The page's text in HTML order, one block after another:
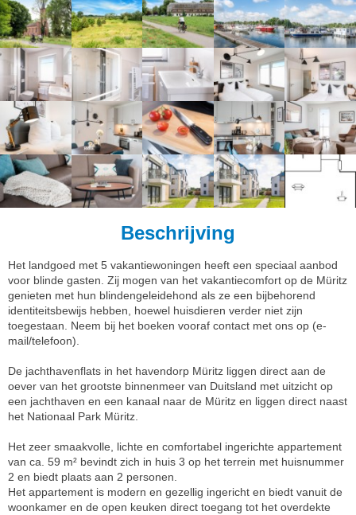
Beschrijving
Het landgoed met 5 vakantiewoningen heeft een speciaal aanbod
voor blinde gasten. Zij mogen van het vakantiecomfort op de Müritz
genieten met hun blindengeleidehond als ze een bijbehorend
identiteitsbewijs hebben, hoewel huisdieren verder niet zijn
toegestaan. Neem bij het boeken vooraf contact met ons op (e-
mail/telefoon).
De jachthavenflats in het havendorp Müritz liggen direct aan de
oever van het grootste binnenmeer van Duitsland met uitzicht op
een jachthaven en een kanaal naar de Müritz en liggen direct naast
het Nationaal Park Müritz.
Het zeer smaakvolle, lichte en comfortabel ingerichte appartement
van ca. 59 m² bevindt zich in huis 3 op het terrein met huisnummer
2 en biedt plaats aan 2 personen.
Het appartement is modern en gezellig ingericht en biedt vanuit de
woonkamer en de open keuken direct toegang tot het overdekte